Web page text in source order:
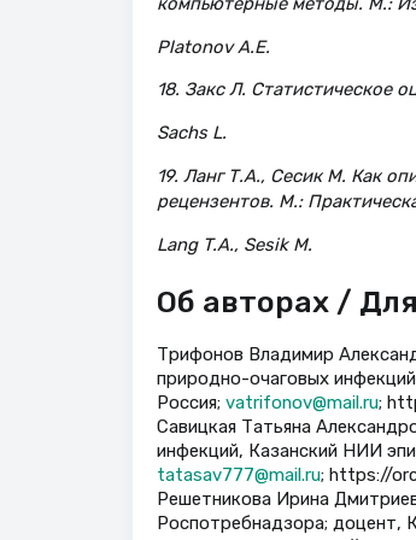
Platonov A.E.
18. Закс Л. Статистическое
Sachs L.
19. Ланг Т.А., Сесик М. Как
рецензентов. М.:
Lang T.A., Sesik M.
Об авторах /
Трифонов Владимир
природно-очаговых
Россия; vatrifonov@mail.ru;
Савицкая Татьяна
инфекций, Казанский НИИ
tatasav777@mail.ru; https://
Решетникова Ирина
Роспотребнадзора; доцент,